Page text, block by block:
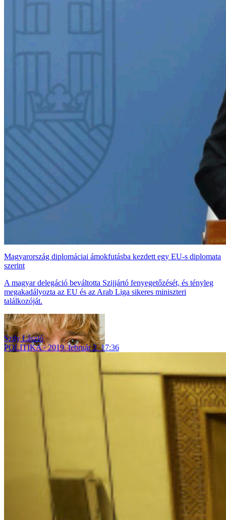
Magyarország diplomáciai ámokfutásba kezdett egy EU-s diplomata
szerint
A magyar delegáció beváltotta Szijjártó fenyegetőzését, és tényleg
megakadályozta az EU és az Arab Liga sikeres miniszteri
találkozóját.
Szily László
POLITIKA
2019. február 2. 17:36